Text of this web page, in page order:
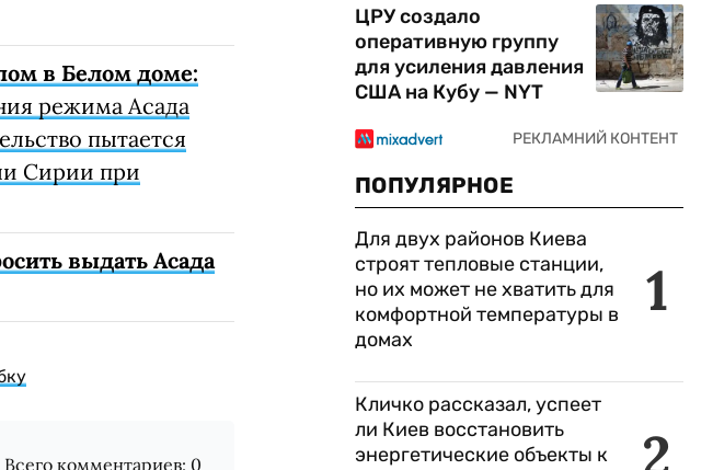
в Белом доме:
режима Асада
пытается
Сирии при
выдать Асада
Всего комментариев: 0
ЦРУ создало
оперативную группу
для усиления давления
США на Кубу — NYT
ПОПУЛЯРНОЕ
1
Для двух районов Киева
строят тепловые станции,
но их может не хватить для
комфортной температуры в
домах
2
Кличко рассказал, успеет
ли Киев восстановить
энергетические объекты к